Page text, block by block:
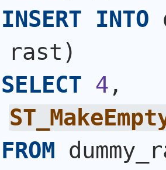
INSERT INTO
rast )
SELECT 4
FROM